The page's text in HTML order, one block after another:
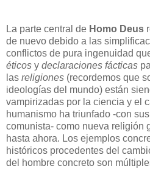
La parte central de Homo Deus
de nuevo debido a las
conflictos de pura ingenuidad
éticos y declaraciones fácticas
las religiones (recordemos que
ideologías del mundo) están
vampirizadas por la ciencia y el
humanismo ha triunfado -con
comunista- como nueva religión
hasta ahora. Los ejemplos
históricos procedentes del
del hombre concreto son